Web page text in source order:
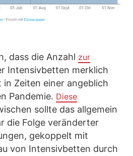
dass die Anzahl zur
Intensivbetten merklich
in Zeiten einer angeblich
Pandemie. Diese
sollte das allgemein
die Folge veränderter
gekoppelt mit
von Intensivbetten durch